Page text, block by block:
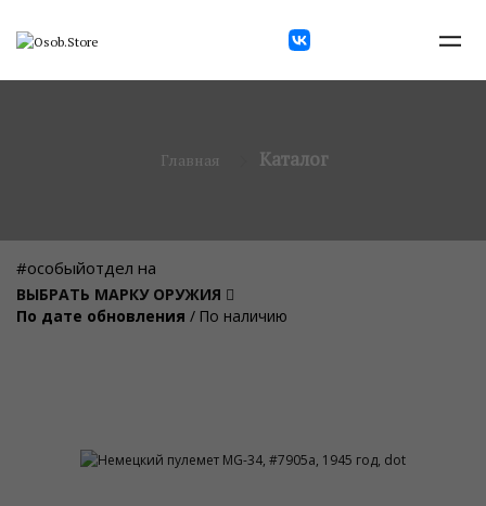
Главная Каталог
#особыйотдел на
ВЫБРАТЬ МАРКУ ОРУЖИЯ
По дате обновления / По наличию